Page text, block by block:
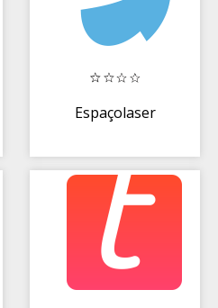
Espaçolaser